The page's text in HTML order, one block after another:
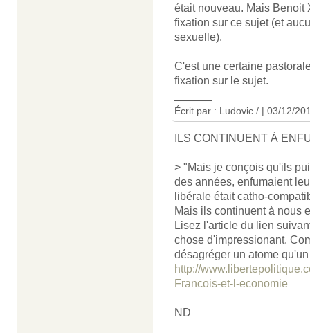
était nouveau. Mais Benoit
fixation sur ce sujet (et
sexuelle).
C'est une certaine
fixation sur le sujet.
Écrit par : Ludovic / | 03/12/
ILS CONTINUENT À
> "Mais je conçois qu'ils
des années, enfumaient
libérale était catho-
Mais ils continuent à nous
Lisez l'article du lien
chose d'impressionant.
désagréger un atome
http://
Francois-et-l-economie
ND